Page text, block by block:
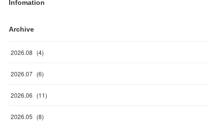
Infomation
Archive
2026.08 (4)
2026.07 (6)
2026.06 (11)
2026.05 (8)